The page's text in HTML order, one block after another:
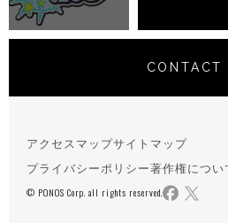
CONTACT
アクセスマップサイトマップ
プライバシーポリシー著作権につい
© PONOS Corp. all rights reserved.